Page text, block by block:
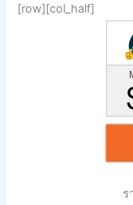
[row][col_half]
ร